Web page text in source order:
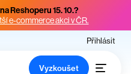
Reshoperu 15. 10.?
e-commerce akci v ČR.
Přihlásit
Vyzkoušet